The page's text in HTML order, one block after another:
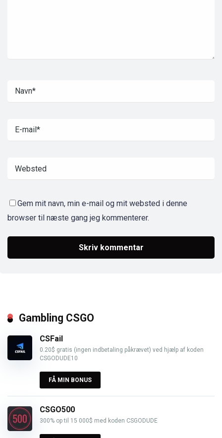
Gem mit navn, min e-mail og mit websted i denne
browser til næste gang jeg kommenterer.
Gambling CSGO
CSFail
0.20$ gratis (ingen indbetaling påkrævet) ved hjælp af koden
CSGODUDE10
FÅ MIN BONUS
CSGO500
300% op til 15 000$ med koden CSGODUDE